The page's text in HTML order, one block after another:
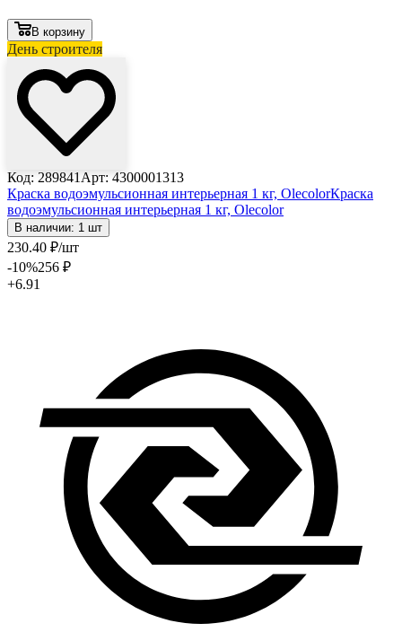
В корзину
День строителя
Код: 289841 Арт: 4300001313
Краска водоэмульсионная интерьерная 1 кг, OlecolorКраска
водоэмульсионная интерьерная 1 кг, Olecolor
В наличии: 1 шт
230.40 ₽/шт
-10%256 ₽
+6.91